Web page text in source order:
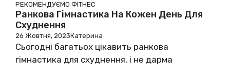
РЕКОМЕНДУЄМО ФІТНЕС
Ранкова Гімнастика На Кожен День Для
Схуднення
26 Жовтня, 2023Катерина
Сьогодні багатьох цікавить ранкова
гімнастика для схуднення, і не дарма